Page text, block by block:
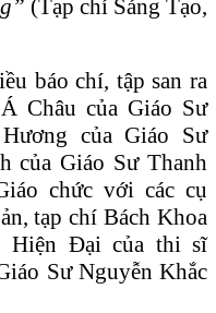
(Tạp chí Sáng Tạo,
báo chí, tập san ra
Châu của Giáo Sư
của Giáo Sư
của Giáo Sư Thanh
chức với các cụ
tạp chí Bách Khoa
Hiện Đại của thi sĩ
Sư Nguyễn Khắc